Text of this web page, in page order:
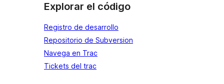
Explorar el código
Registro de desarrollo
Repositorio de Subversion
Navega en Trac
Tickets del trac